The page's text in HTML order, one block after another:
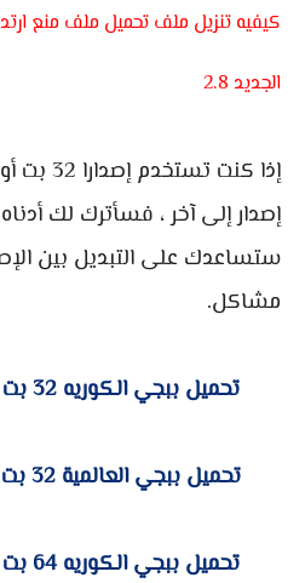
كيفيه تنزيل ملف تحميل ملف منع
الجديد 2.8
إصدار إلى آخر ، فسأترك لك
ستساعدك على التبديل بين
مشاكل.
تحميل ببجي الكوريه 32 بت التحديث 2.8 من هنا
تحميل ببجي العالمية 32 بت التحديث 2.8 من هنا
تحميل ببجي الكوريه 64 بت التحديث 2.8 من هنا